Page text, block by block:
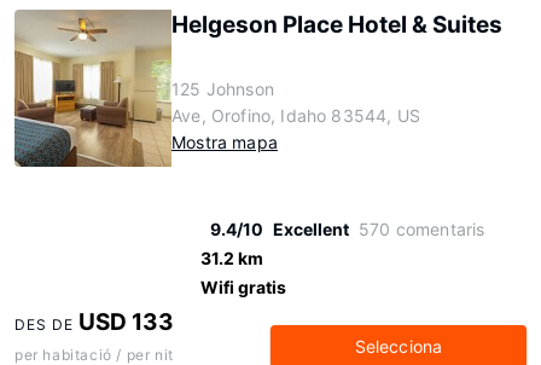
Helgeson Place Hotel & Suites
125 Johnson
Ave, Orofino, Idaho 83544, US
Mostra mapa
9.4/10 Excellent 570 comentaris
31.2 km
Wifi gratis
DES DE USD 133
per habitació / per nit Selecciona